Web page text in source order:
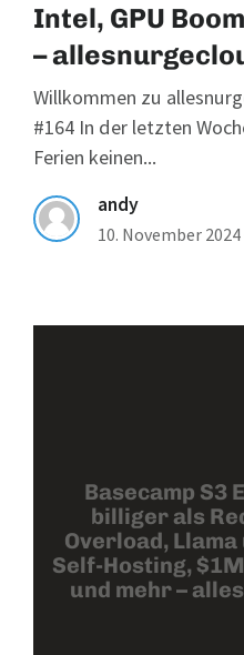
Intel, GPU
–
Willkommen zu
#164 In der letzten
Ferien keinen...
andy
10. November 2024
Basecamp S3
billiger als
Overload,
Self-Hosting,
und mehr –